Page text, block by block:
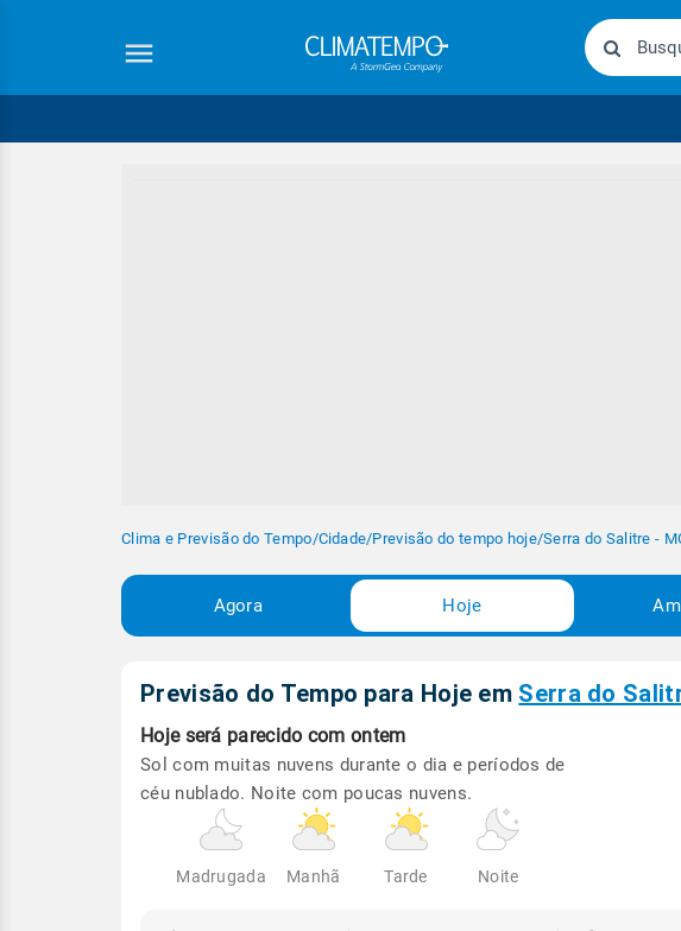
Clima e Previsão do Tempo/Cidade/Previsão do tempo hoje/Serra do Salitre -
Agora Hoje
Previsão do Tempo para Hoje em Serra do
Hoje será parecido com ontem
Sol com muitas nuvens durante o dia e períodos de
céu nublado. Noite com poucas nuvens.
Madrugada Manhã Tarde Noite